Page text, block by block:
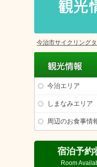
今治市サイクリング
今治エリア
しまなみエリア
周辺のお食事情
宿泊予約
Room